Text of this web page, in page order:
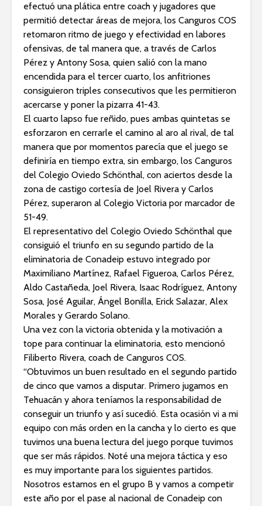
efectuó una plática entre coach y jugadores que
permitió detectar áreas de mejora, los Canguros COS
retomaron ritmo de juego y efectividad en labores
ofensivas, de tal manera que, a través de Carlos
Pérez y Antony Sosa, quien salió con la mano
encendida para el tercer cuarto, los anfitriones
consiguieron triples consecutivos que les permitieron
acercarse y poner la pizarra 41-43.
El cuarto lapso fue reñido, pues ambas quintetas se
esforzaron en cerrarle el camino al aro al rival, de tal
manera que por momentos parecía que el juego se
definiría en tiempo extra, sin embargo, los Canguros
del Colegio Oviedo Schönthal, con aciertos desde la
zona de castigo cortesía de Joel Rivera y Carlos
Pérez, superaron al Colegio Victoria por marcador de
51-49.
El representativo del Colegio Oviedo Schönthal que
consiguió el triunfo en su segundo partido de la
eliminatoria de Conadeip estuvo integrado por
Maximiliano Martínez, Rafael Figueroa, Carlos Pérez,
Aldo Castañeda, Joel Rivera, Isaac Rodríguez, Antony
Sosa, José Aguilar, Ángel Bonilla, Erick Salazar, Alex
Morales y Gerardo Solano.
Una vez con la victoria obtenida y la motivación a
tope para continuar la eliminatoria, esto mencionó
Filiberto Rivera, coach de Canguros COS.
“Obtuvimos un buen resultado en el segundo partido
de cinco que vamos a disputar. Primero jugamos en
Tehuacán y ahora teníamos la responsabilidad de
conseguir un triunfo y así sucedió. Esta ocasión vi a mi
equipo con más orden en la cancha y lo cierto es que
tuvimos una buena lectura del juego porque tuvimos
que ser más rápidos. Noté una mejora táctica y eso
es muy importante para los siguientes partidos.
Nosotros estamos en el grupo B y vamos a competir
este año por el pase al nacional de Conadeip con